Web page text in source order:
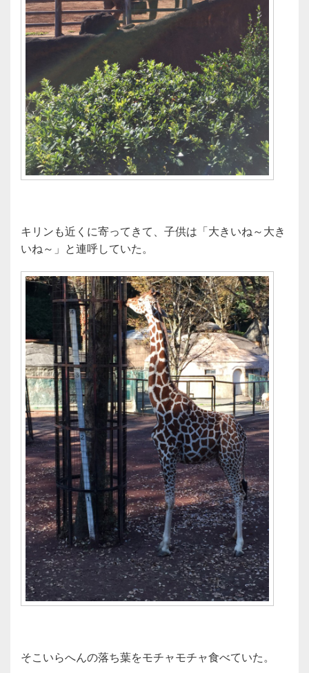
キリンも近くに寄ってきて、子供は「大きいね～大き
いね～」と連呼していた。
そこいらへんの落ち葉をモチャモチャ食べていた。